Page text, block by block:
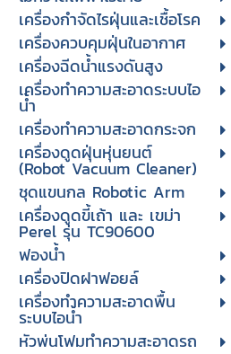
เครื่องกำจัดไรฝุ่นและเชื้อโรค
เครื่องควบคุมฝุ่นในอากาศ
เครื่องฉีดน้ำแรงดันสูง
เครื่องทำความสะอาดระบบไอ
น้ำ
เครื่องทำความสะอาดกระจก
เครื่องดูดฝุ่นหุ่นยนต์
(Robot Vacuum Cleaner)
ชุดแขนกล Robotic Arm
เครื่องดูดขี้เถ้า และ เขม่า
Perel รุ่น TC90600
ฟองน้ำ
เครื่องปิดฝาฟอยล์
เครื่องทำความสะอาดพื้น
ระบบไอน้ำ
หัวพ่นโฟมทำความสะอาดรถ